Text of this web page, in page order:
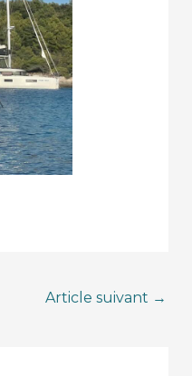
Article suivant →